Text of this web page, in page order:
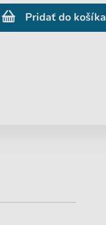
Pridať do košíka